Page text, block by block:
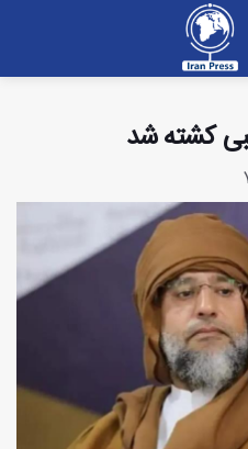
کشته شد